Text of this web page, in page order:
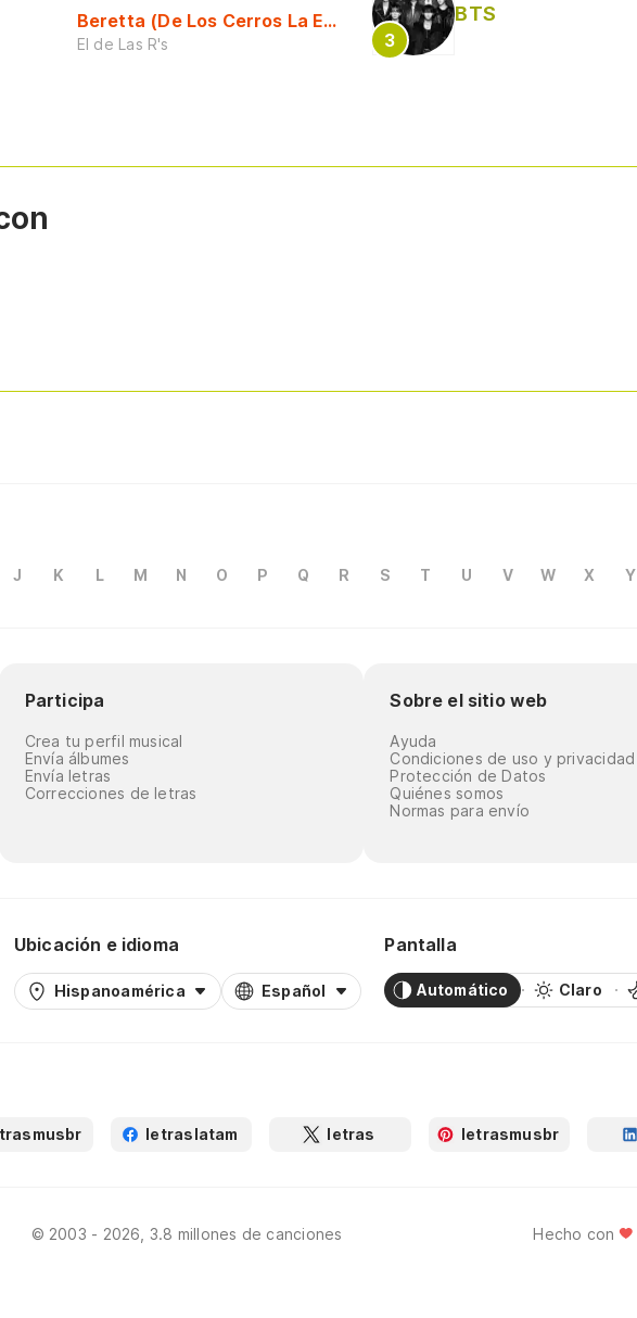
Beretta (De Los Cerros La Escuela)
El de Las R's
BTS
J K L M N O P Q R S T U V W X Y
Participa
Crea tu perfil musical
Envía álbumes
Envía letras
Correcciones de letras
Sobre el sitio web
Ayuda
Condiciones de uso y privacidad
Protección de Datos
Quiénes somos
Normas para envío
Ubicación e idioma
Hispanoamérica Español
Pantalla
Automático Claro
letraslatam letras letrasmusbr
© 2003 - 2026, 3.8 millones de canciones Hecho con